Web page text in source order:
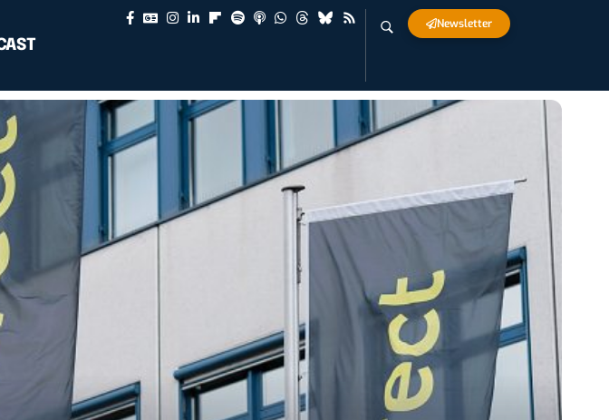
Newsletter